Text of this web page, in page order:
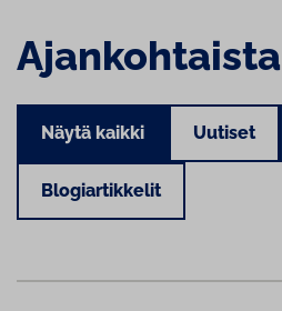
Ajankohtaista
Näytä kaikki Uutiset
Blogiartikkelit